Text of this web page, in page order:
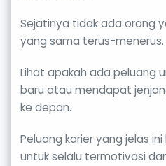
Sejatinya tidak ada orang
yang sama terus-menerus.
Lihat apakah ada peluang
baru atau mendapat
ke depan.
Peluang karier yang jelas
untuk selalu termotivasi